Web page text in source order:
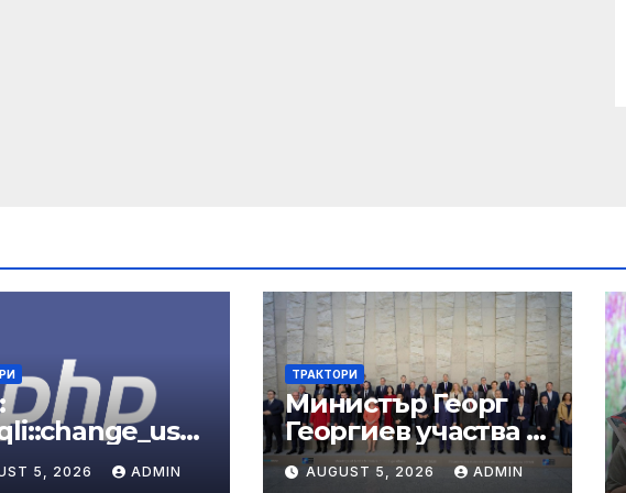
5, 2026 ADMIN
ТРАКТОРИ
Министър Георг
Георгиев участва в
срещата на
министрите на
AUGUST 5, 2026 ADMIN